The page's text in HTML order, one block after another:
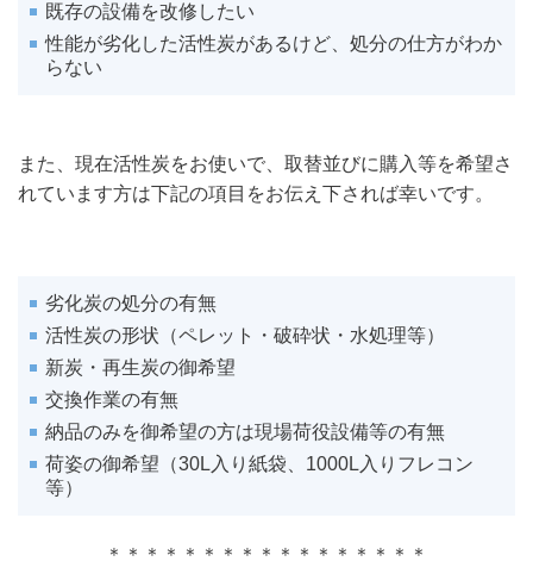
既存の設備を改修したい
性能が劣化した活性炭があるけど、処分の仕方がわか
らない
また、現在活性炭をお使いで、取替並びに購入等を希望さ
れています方は下記の項目をお伝え下されば幸いです。
劣化炭の処分の有無
活性炭の形状（ペレット・破砕状・水処理等）
新炭・再生炭の御希望
交換作業の有無
納品のみを御希望の方は現場荷役設備等の有無
荷姿の御希望（30L入り紙袋、1000L入りフレコン
等）
＊＊＊＊＊＊＊＊＊＊＊＊＊＊＊＊＊